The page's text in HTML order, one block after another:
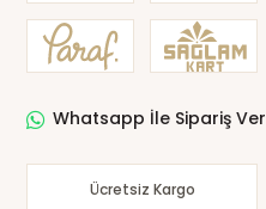
Whatsapp İle Sipariş Ver
Ücretsiz Kargo